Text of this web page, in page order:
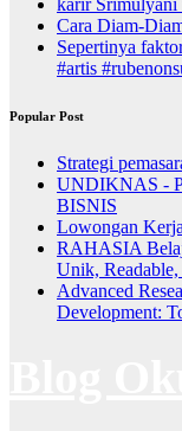
karir Srimulyani
Cara Diam-
Sepertinya
#artis
Popular Post
Strategi
UNDIKNAS -
BISNIS
Lowongan
RAHASIA
Unik,
Advanced
Development: